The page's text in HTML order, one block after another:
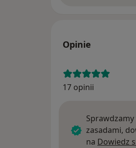
Opinie
17 opinii
zasadami,
na Dowiedz